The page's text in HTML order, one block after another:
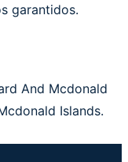
garantidos.
And Mcdonald
Islands.